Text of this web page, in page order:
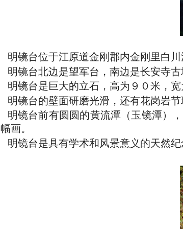
明镜台位于江原道金刚郡内金刚里白川
明镜台北边是望军台，南边是长安寺古
明镜台是巨大的立石，高为９０米，宽
明镜台的壁面研磨光滑，还有花岗岩节
明镜台前有圆圆的黄流潭（玉镜潭）
幅画。
明镜台是具有学术和风景意义的天然纪